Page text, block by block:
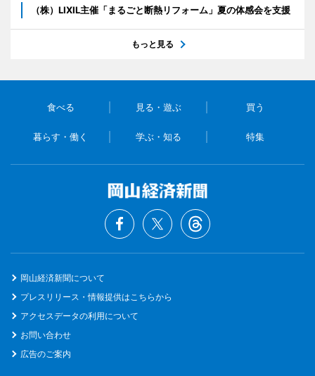
（株）LIXIL主催「まるごと断熱リフォーム」夏の体感会を支援
もっと見る
食べる 見る・遊ぶ 買う
暮らす・働く 学ぶ・知る 特集
岡山経済新聞について
プレスリリース・情報提供はこちらから
アクセスデータの利用について
お問い合わせ
広告のご案内